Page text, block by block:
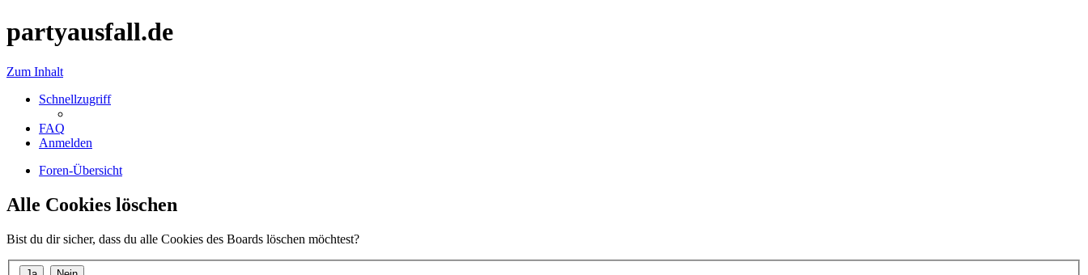
partyausfall.de
Zum Inhalt
Schnellzugriff
FAQ
Anmelden
Foren-Übersicht
Alle Cookies löschen
Bist du dir sicher, dass du alle Cookies des Boards löschen möchtest?